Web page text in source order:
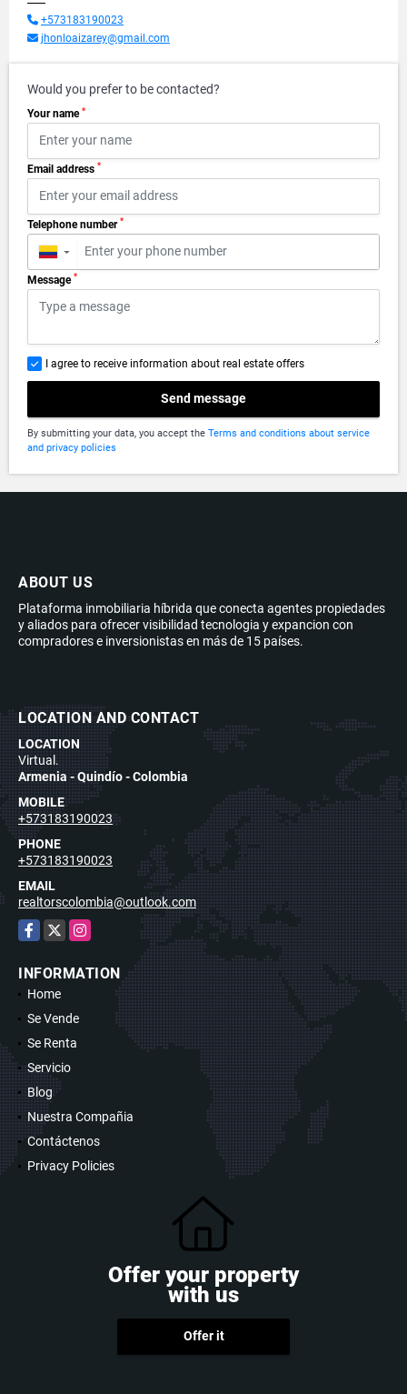
+573183190023
jhonloaizarey@gmail.com
Would you prefer to be contacted?
Your name *
Email address *
Telephone number *
▼
Message *
I agree to receive information about real estate offers
Send message
By submitting your data, you accept the Terms and conditions about service
and privacy policies
ABOUT US
Plataforma inmobiliaria híbrida que conecta agentes propiedades
y aliados para ofrecer visibilidad tecnologia y expancion con
compradores e inversionistas en más de 15 países.
LOCATION AND CONTACT
LOCATION
Virtual.
Armenia - Quindío - Colombia
MOBILE
+573183190023
PHONE
+573183190023
EMAIL
realtorscolombia@outlook.com
Facebook
X Instagram
INFORMATION
Home
Se Vende
Se Renta
Servicio
Blog
Nuestra Compañia
Contáctenos
Privacy Policies
Offer your property
with us
Offer it